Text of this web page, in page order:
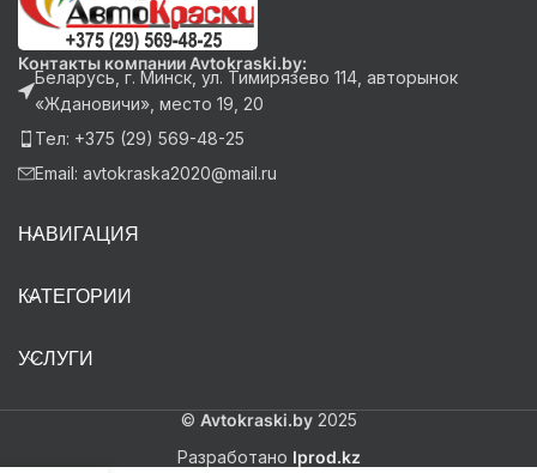
Контакты компании Avtokraski.by:
Беларусь, г. Минск, ул. Тимирязево 114, авторынок
«Ждановичи», место 19, 20
Тел: +375 (29) 569-48-25
Email: avtokraska2020@mail.ru
НАВИГАЦИЯ
КАТЕГОРИИ
УСЛУГИ
© Avtokraski.by2025
Разработано Iprod.kz